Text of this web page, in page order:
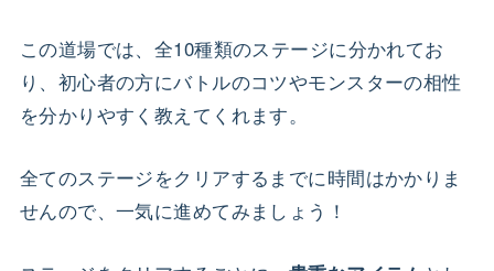
この道場では、全10種類のステージに分かれてお
り、初心者の方にバトルのコツやモンスターの相性
を分かりやすく教えてくれます。
全てのステージをクリアするまでに時間はかかりま
せんので、一気に進めてみましょう！